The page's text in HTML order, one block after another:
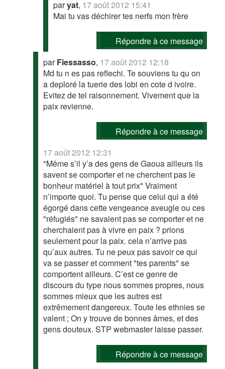
paryat, 17 août 2012 15:41
Mai tu vas déchirer tes nerfs mon frère
Répondre à ce message
parFiessasso, 17 août 2012 12:18
Md tu n es pas reflechi. Te souviens tu qu on
a deploré la tuerie des lobi en cote d ivoire.
Evitez de tel raisonnement. Vivement que la
paix revienne.
Répondre à ce message
17 août 2012 12:31
"Même s’il y’a des gens de Gaoua ailleurs ils
savent se comporter et ne cherchent pas le
bonheur matériel à tout prix" Vraiment
n’importe quoi. Tu pense que celui qui a été
égorgé dans cette vengeance aveugle ou ces
"réfugiés" ne savaient pas se comporter et ne
cherchaient pas à vivre en paix ? prions
seulement pour la paix. cela n’arrive pas
qu’aux autres. Tu ne peux pas savoir ce qui
va se passer et comment "tes parents" se
comportent ailleurs. C’est ce genre de
discours du type nous sommes propres, nous
sommes mieux que les autres est
extrêmement dangereux. Toute les ethnies se
valent ; On y trouve de bonnes âmes, et des
gens douteux. STP webmaster laisse passer.
Répondre à ce message